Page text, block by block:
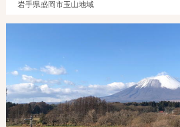
岩手県盛岡市玉山地域